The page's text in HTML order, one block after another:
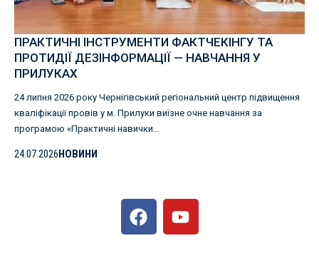
ПРАКТИЧНІ ІНСТРУМЕНТИ ФАКТЧЕКІНГУ ТА
ПРОТИДІЇ ДЕЗІНФОРМАЦІЇ — НАВЧАННЯ У
ПРИЛУКАХ
24 липня 2026 року Чернігівський регіональний центр підвищення
кваліфікації провів у м. Прилуки виїзне очне навчання за
програмою «Практичні навички…
24.07.2026 НОВИНИ